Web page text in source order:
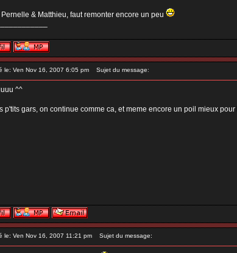
& Matthieu, faut remonter encore un peu
le: Ven Nov 16, 2007 6:05 pm Sujet du message:
^^
p'tits gars, on continue comme ca, et meme encore un poil mieux
le: Ven Nov 16, 2007 11:21 pm Sujet du message: